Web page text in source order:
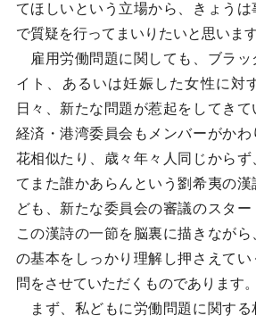
てほしいという立場から、きょうは
で質疑を行ってまいりたいと思います
雇用労働問題に関しても、ブラッ
イト、あるいは妊娠した女性に対
日々、新たな問題が惹起をしてきて
経済・港湾委員会もメンバーがかわ
花相似たり、歳々年々人同じから
てまた誰かあらんという劉希夷の
ども、新たな委員会の審議のスター
この漢詩の一節を脳裏に描きなが
の基本をしっかり理解し押さえて
問をさせていただくものであります。
まず、私どもに労働問題に関する